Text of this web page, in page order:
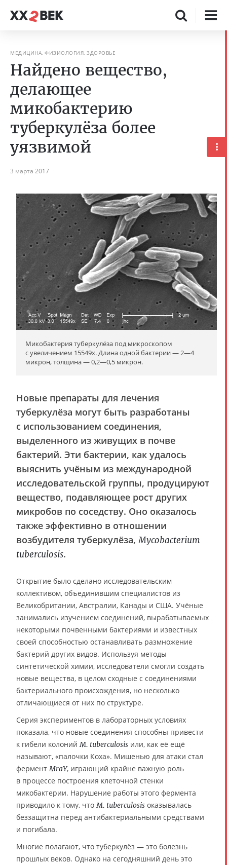
МЕДИЦИНА, ФИЗИОЛОГИЯ, ЗДОРОВЬЕ
Найдено вещество,
делающее
микобактерию
туберкулёза более
уязвимой
3 марта 2017
Микобактерия туберкулёза под микроскопом
с увеличением 15549х. Длина одной бактерии — 2—4
микрон, толщина — 0,2—0,5 микрон.
Новые препараты для лечения
туберкулёза могут быть разработаны
с использованием соединения,
выделенного из живущих в почве
бактерий. Эти бактерии, как удалось
выяснить учёным из международной
исследовательской группы, продуцируют
вещество, подавляющее рост других
микробов по соседству. Оно оказалось
также эффективно в отношении
возбудителя туберкулёза, Mycobacterium
tuberculosis.
Открытие было сделано исследовательским
коллективом, объединившим специалистов из
Великобритании, Австралии, Канады и США. Учёные
занимались изучением соединений, вырабатываемых
некоторыми почвенными бактериями и известных
своей способностью останавливать размножение
бактерий других видов. Используя методы
синтетической химии, исследователи смогли создать
новые вещества, в целом сходные с соединениями
бактериального происхождения, но несколько
отличающиеся от них по структуре.
Серия экспериментов в лабораторных условиях
показала, что новые соединения способны привести
к гибели колоний M. tuberculosis или, как её ещё
называют, «палочки Коха». Мишенью для атаки стал
фермент MraY, играющий крайне важную роль
в процессе построения клеточной стенки
микобактерии. Нарушение работы этого фермента
приводило к тому, что M. tuberculosis оказывалась
беззащитна перед антибактериальными средствами
и погибала.
Многие полагают, что туберкулёз — это болезнь
прошлых веков. Однако на сегодняшний день это